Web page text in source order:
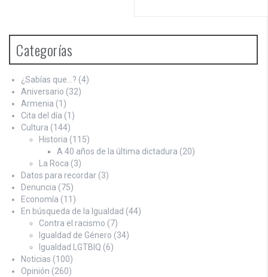
Categorías
¿Sabías que…? (4)
Aniversario (32)
Armenia (1)
Cita del día (1)
Cultura (144)
Historia (115)
A 40 años de la última dictadura (20)
La Roca (3)
Datos para recordar (3)
Denuncia (75)
Economía (11)
En búsqueda de la Igualdad (44)
Contra el racismo (7)
Igualdad de Género (34)
Igualdad LGTBIQ (6)
Noticias (100)
Opinión (260)